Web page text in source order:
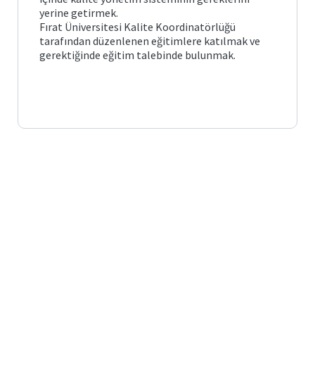
yerine getirmek.
Fırat Üniversitesi Kalite Koordinatörlüğü
tarafından düzenlenen eğitimlere katılmak ve
gerektiğinde eğitim talebinde bulunmak.